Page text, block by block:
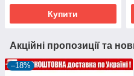
Купити
Акційні пропозиції та
–18%